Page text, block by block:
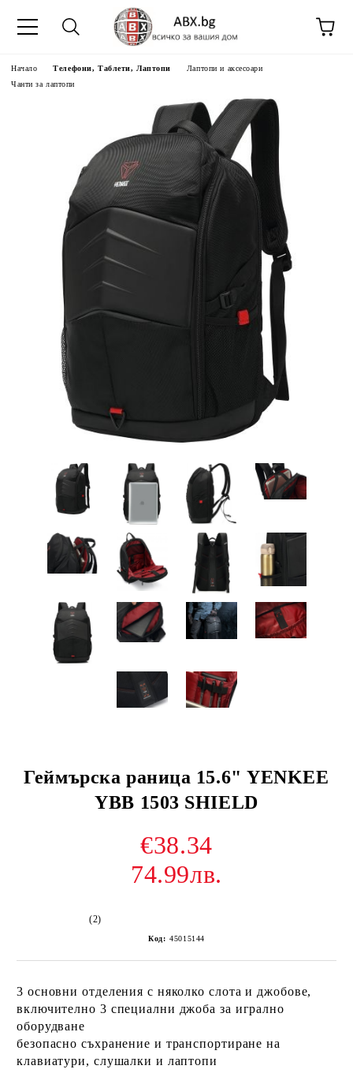
Начало Телефони, Таблети, Лаптопи
Лаптопи и аксесоари
Чанти за лаптопи
Геймърска раница 15.6" YENKEE
YBB 1503 SHIELD
€38.34
74.99лв.
(2)
Код: 45015144
3 основни отделения с няколко слота и джобове,
включително 3 специални джоба за игрално
оборудване
безопасно съхранение и транспортиране на
клавиатури, слушалки и лаптопи